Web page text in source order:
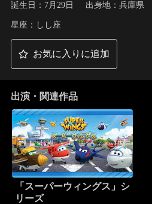
誕生日：7月29日 出身地：兵庫県
星座：しし座
お気に入りに追加
出演・関連作品
「スーパーウィングス」シ
リーズ